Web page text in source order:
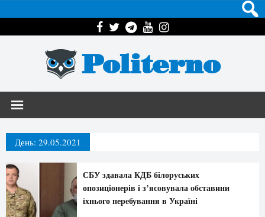
Politerno
День: 29.05.2021
СБУ здавала КДБ білоруських
опозиціонерів і з’ясовувала обставини
їхнього перебування в Україні